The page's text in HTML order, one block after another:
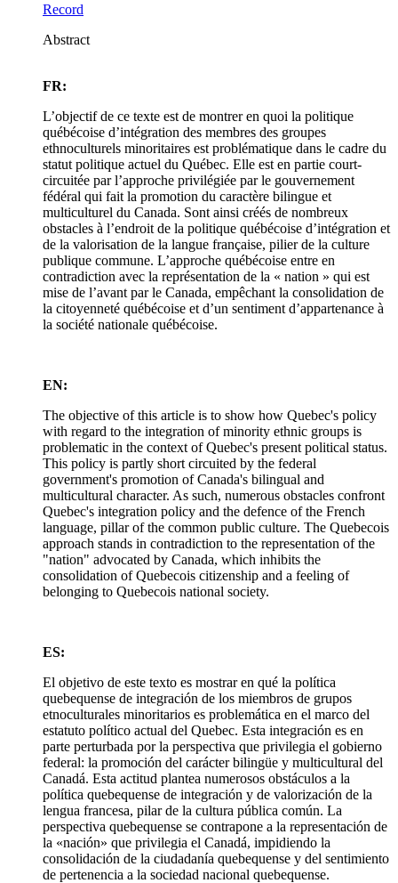
Record
Abstract
FR:
L’objectif de ce texte est de montrer en quoi la politique
québécoise d’intégration des membres des groupes
ethnoculturels minoritaires est problématique dans le cadre du
statut politique actuel du Québec. Elle est en partie court-
circuitée par l’approche privilégiée par le gouvernement
fédéral qui fait la promotion du caractère bilingue et
multiculturel du Canada. Sont ainsi créés de nombreux
obstacles à l’endroit de la politique québécoise d’intégration et
de la valorisation de la langue française, pilier de la culture
publique commune. L’approche québécoise entre en
contradiction avec la représentation de la « nation » qui est
mise de l’avant par le Canada, empêchant la consolidation de
la citoyenneté québécoise et d’un sentiment d’appartenance à
la société nationale québécoise.
EN:
The objective of this article is to show how Quebec's policy
with regard to the integration of minority ethnic groups is
problematic in the context of Quebec's present political status.
This policy is partly short circuited by the federal
government's promotion of Canada's bilingual and
multicultural character. As such, numerous obstacles confront
Quebec's integration policy and the defence of the French
language, pillar of the common public culture. The Quebecois
approach stands in contradiction to the representation of the
"nation" advocated by Canada, which inhibits the
consolidation of Quebecois citizenship and a feeling of
belonging to Quebecois national society.
ES:
El objetivo de este texto es mostrar en qué la política
quebequense de integración de los miembros de grupos
etnoculturales minoritarios es problemática en el marco del
estatuto político actual del Quebec. Esta integración es en
parte perturbada por la perspectiva que privilegia el gobierno
federal: la promoción del carácter bilingüe y multicultural del
Canadá. Esta actitud plantea numerosos obstáculos a la
política quebequense de integración y de valorización de la
lengua francesa, pilar de la cultura pública común. La
perspectiva quebequense se contrapone a la representación de
la «nación» que privilegia el Canadá, impidiendo la
consolidación de la ciudadanía quebequense y del sentimiento
de pertenencia a la sociedad nacional quebequense.